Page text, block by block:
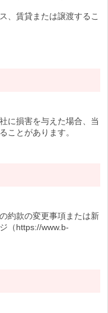
、賃貸または譲渡するこ
に損害を与えた場合、当
ことがあります。
約款の変更事項または新
（https://www.b-